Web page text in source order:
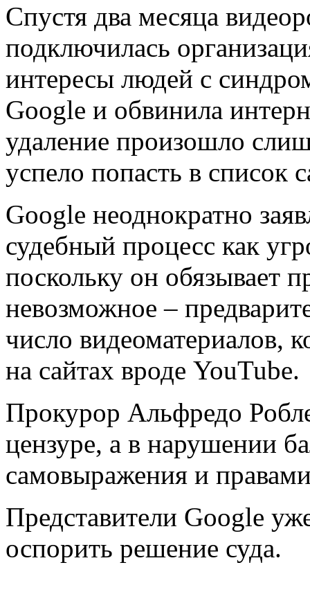
Спустя два месяца
подключилась
интересы людей с
Google и обвинила
удаление произошло
успело попасть в список
Google неоднократно
судебный процесс как
поскольку он обязывает
невозможное –
число видеоматериалов,
на сайтах вроде YouTube.
Прокурор Альфредо
цензуре, а в нарушении
самовыражения и
Представители Google
оспорить решение